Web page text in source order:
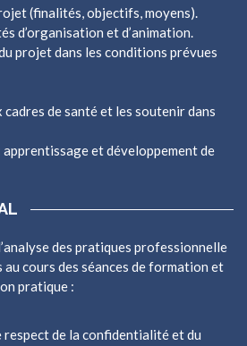
(finalités, objectifs, moyens).
d’organisation et d’animation.
projet dans les conditions prévues
de santé et les soutenir dans
et développement de
des pratiques professionnelle
cours des séances de formation et
pratique :
respect de la confidentialité et du